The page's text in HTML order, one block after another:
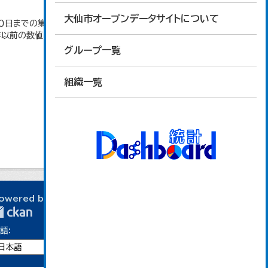
大仙市オープンデータサイトについて
グループ一覧
組織一覧
日までの集計。 大仙市の統計「2-10 秋田県年齢
前の数値は合併前市町村の数値を合算したもの
by